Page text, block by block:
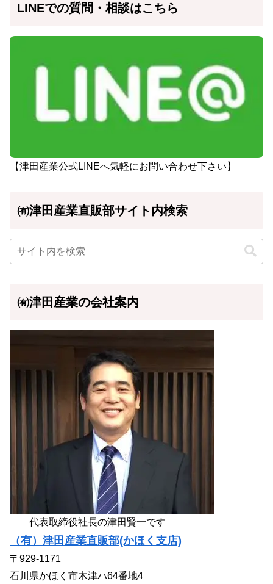
LINEでの質問・相談はこちら
【津田産業公式LINEへ気軽にお問い合わせ下さい】
㈲津田産業直販部サイト内検索
㈲津田産業の会社案内
代表取締役社長の津田賢一です
（有）津田産業直販部(かほく支店)
〒929-1171
石川県かほく市木津ハ64番地4